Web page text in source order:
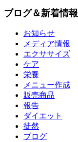
ブログ＆新着情報
お知らせ
メディア情報
エクササイズ
ケア
栄養
メニュー作成
販売商品
報告
ダイエット
徒然
ブログ